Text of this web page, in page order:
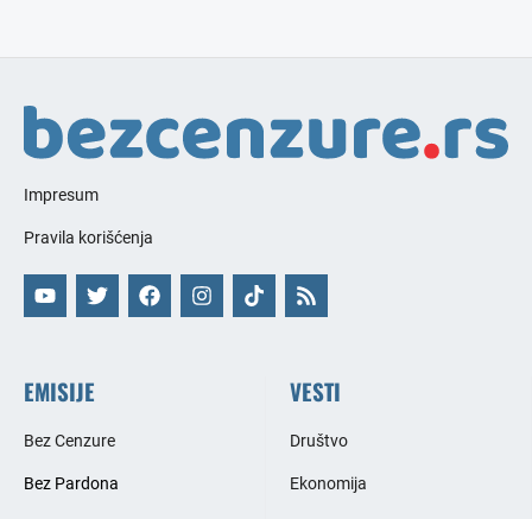
Impresum
Pravila korišćenja
EMISIJE
Bez Cenzure
Bez Pardona
VESTI
Društvo
Ekonomija